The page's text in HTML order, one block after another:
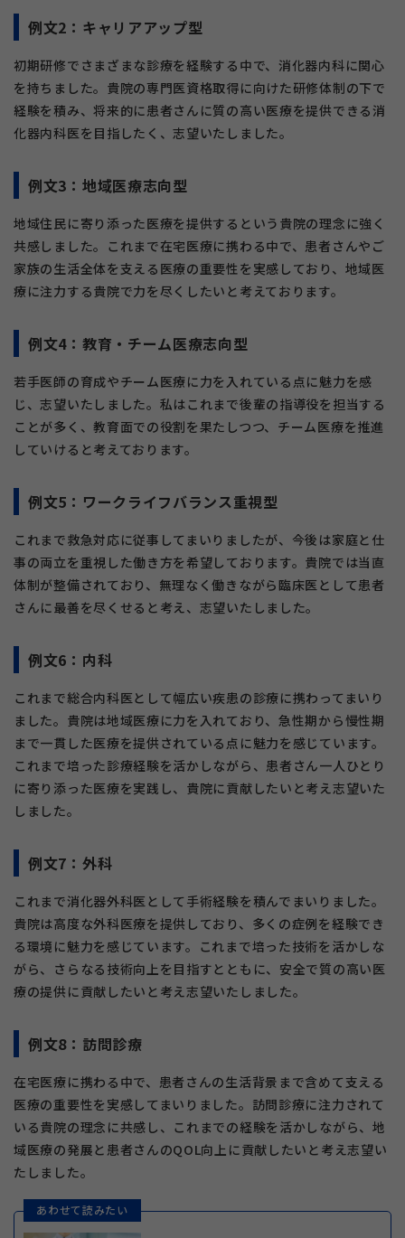
例文2：キャリアアップ型
初期研修でさまざまな診療を経験する中で、消化器内科に関心
を持ちました。貴院の専門医資格取得に向けた研修体制の下で
経験を積み、将来的に患者さんに質の高い医療を提供できる消
化器内科医を目指したく、志望いたしました。
例文3：地域医療志向型
地域住民に寄り添った医療を提供するという貴院の理念に強く
共感しました。これまで在宅医療に携わる中で、患者さんやご
家族の生活全体を支える医療の重要性を実感しており、地域医
療に注力する貴院で力を尽くしたいと考えております。
例文4：教育・チーム医療志向型
若手医師の育成やチーム医療に力を入れている点に魅力を感
じ、志望いたしました。私はこれまで後輩の指導役を担当する
ことが多く、教育面での役割を果たしつつ、チーム医療を推進
していけると考えております。
例文5：ワークライフバランス重視型
これまで救急対応に従事してまいりましたが、今後は家庭と仕
事の両立を重視した働き方を希望しております。貴院では当直
体制が整備されており、無理なく働きながら臨床医として患者
さんに最善を尽くせると考え、志望いたしました。
例文6：内科
これまで総合内科医として幅広い疾患の診療に携わってまいり
ました。貴院は地域医療に力を入れており、急性期から慢性期
まで一貫した医療を提供されている点に魅力を感じています。
これまで培った診療経験を活かしながら、患者さん一人ひとり
に寄り添った医療を実践し、貴院に貢献したいと考え志望いた
しました。
例文7：外科
これまで消化器外科医として手術経験を積んでまいりました。
貴院は高度な外科医療を提供しており、多くの症例を経験でき
る環境に魅力を感じています。これまで培った技術を活かしな
がら、さらなる技術向上を目指すとともに、安全で質の高い医
療の提供に貢献したいと考え志望いたしました。
例文8：訪問診療
在宅医療に携わる中で、患者さんの生活背景まで含めて支える
医療の重要性を実感してまいりました。訪問診療に注力されて
いる貴院の理念に共感し、これまでの経験を活かしながら、地
域医療の発展と患者さんのQOL向上に貢献したいと考え志望い
たしました。
あわせて読みたい